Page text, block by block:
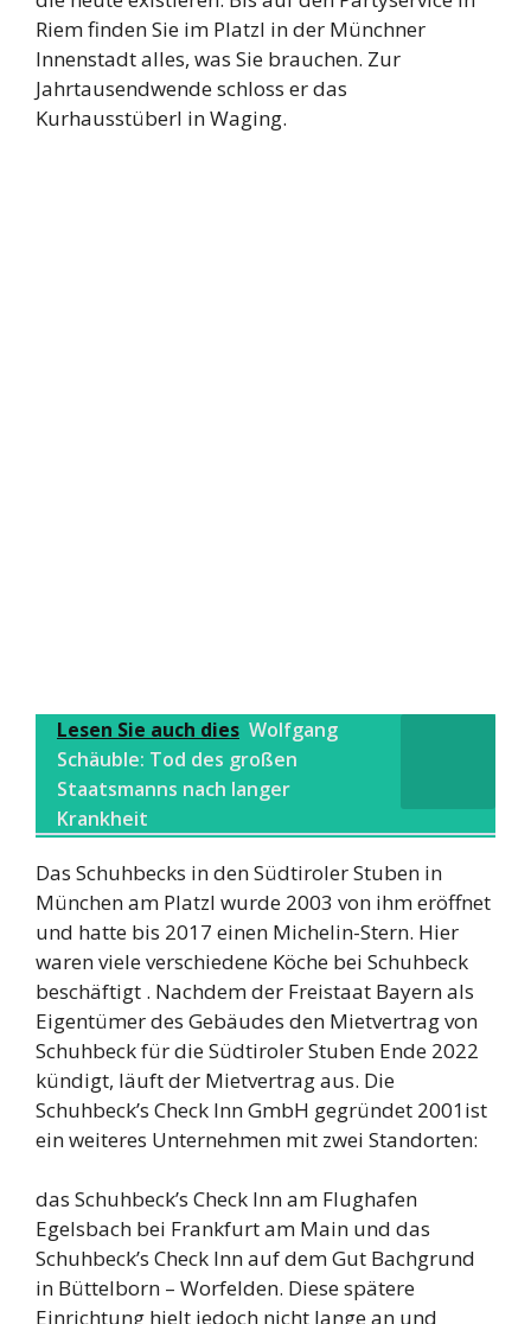
Riem finden Sie im Platzl in der Münchner
Innenstadt alles, was Sie brauchen. Zur
Jahrtausendwende schloss er das
Kurhausstüberl in Waging.
Lesen Sie auch dies Wolfgang
Schäuble: Tod des großen
Staatsmanns nach langer
Krankheit
Das Schuhbecks in den Südtiroler Stuben in
München am Platzl wurde 2003 von ihm eröffnet
und hatte bis 2017 einen Michelin-Stern. Hier
waren viele verschiedene Köche bei Schuhbeck
beschäftigt . Nachdem der Freistaat Bayern als
Eigentümer des Gebäudes den Mietvertrag von
Schuhbeck für die Südtiroler Stuben Ende 2022
kündigt, läuft der Mietvertrag aus. Die
Schuhbeck’s Check Inn GmbH gegründet 2001ist
ein weiteres Unternehmen mit zwei Standorten:
das Schuhbeck’s Check Inn am Flughafen
Egelsbach bei Frankfurt am Main und das
Schuhbeck’s Check Inn auf dem Gut Bachgrund
in Büttelborn – Worfelden. Diese spätere
Einrichtung hielt jedoch nicht lange an und